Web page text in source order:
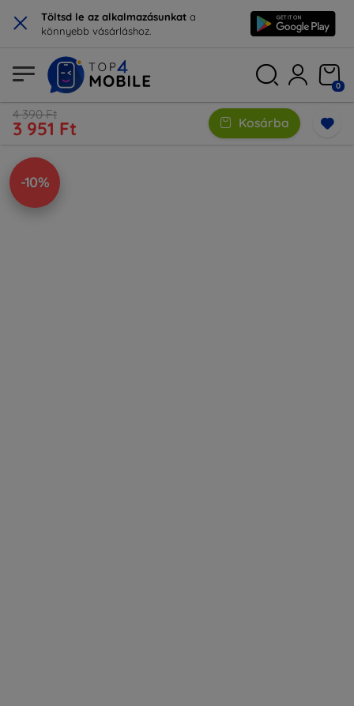
× Töltsd le az alkalmazásunkat a
könnyebb vásárláshoz.
0
4 390 Ft
3 951 Ft Kosárba
-10%